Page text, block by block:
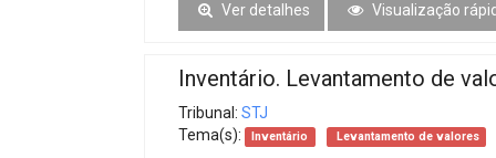
Ver detalhes Visualização
Inventário. Levantamento de
Tribunal: STJ
Tema(s):
Inventário Levantamento de valores